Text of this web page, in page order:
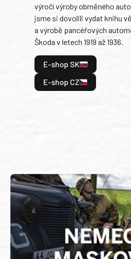
výročí výroby obrněného
jsme si dovolili vydat knihu
a výrobě pancéřových
Škoda v letech 1919 až 1936.
E-shop SK
E-shop CZ